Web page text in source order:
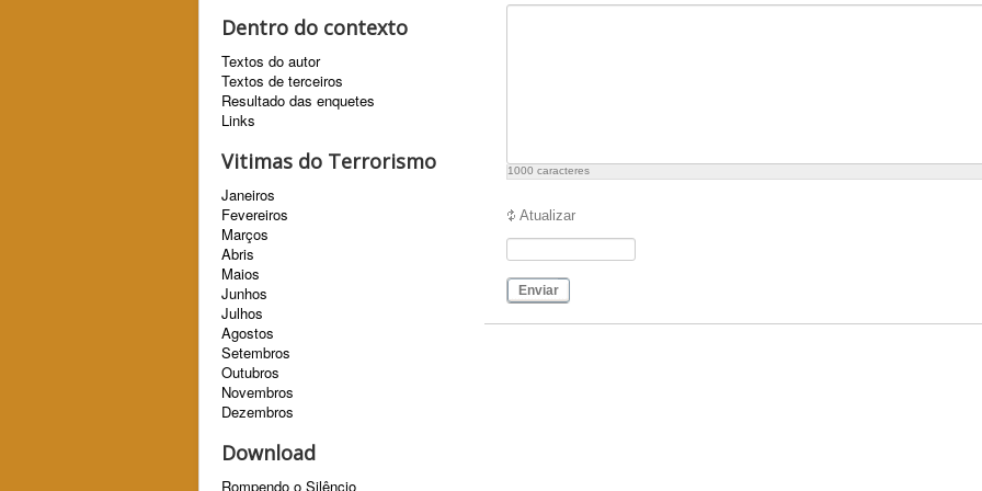
Dentro do contexto
Textos do autor
Textos de terceiros
Resultado das enquetes
Links
Vitimas do Terrorismo
Janeiros
Fevereiros
Marços
Abris
Maios
Junhos
Julhos
Agostos
Setembros
Outubros
Novembros
Dezembros
Download
Rompendo o Silêncio
1000 caracteres
Atualizar
Enviar